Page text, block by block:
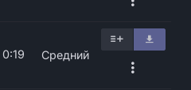
0:19 Средний